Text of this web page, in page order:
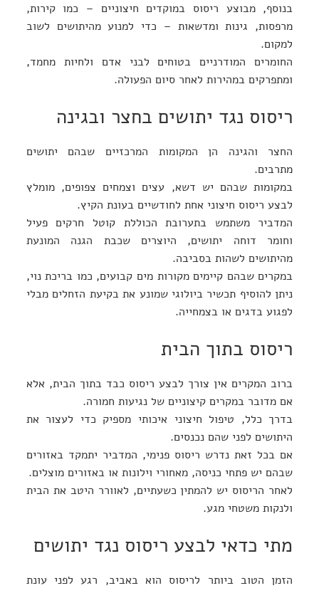
בנוסף, מבוצע ריסוס במוקדים חיצוניים – כמו קירות,
מרפסות, גינות ומדשאות – כדי למנוע מהיתושים לשוב
למקום.
החומרים המודרניים בטוחים לבני אדם ולחיות מחמד,
ומתפרקים במהירות לאחר סיום הפעולה.
ריסוס נגד יתושים בחצר ובגינה
החצר והגינה הן המקומות המרכזיים שבהם יתושים
מתרבים.
במקומות שבהם יש דשא, עצים וצמחים צפופים, מומלץ
לבצע ריסוס חיצוני אחת לחודשיים בעונת הקיץ.
המדביר משתמש בתערובת הכוללת קוטל חרקים פעיל
וחומר דוחה יתושים, היוצרים שכבת הגנה המונעת
מהיתושים לשהות בסביבה.
במקרים שבהם קיימים מקורות מים קבועים, כמו בריכת נוי,
ניתן להוסיף תכשיר ביולוגי שמונע את בקיעת הזחלים מבלי
לפגוע בדגים או בצמחייה.
ריסוס בתוך הבית
ברוב המקרים אין צורך לבצע ריסוס כבד בתוך הבית, אלא
אם מדובר במקרים קיצוניים של נגיעות חמורה.
בדרך כלל, טיפול חיצוני איכותי מספיק כדי לעצור את
היתושים לפני שהם נכנסים.
אם בכל זאת נדרש ריסוס פנימי, המדביר יתמקד באזורים
שבהם יש פתחי כניסה, מאחורי וילונות או באזורים מוצלים.
לאחר הריסוס יש להמתין כשעתיים, לאוורר היטב את הבית
ולנקות משטחי מגע.
מתי כדאי לבצע ריסוס נגד יתושים
הזמן הטוב ביותר לריסוס הוא באביב, רגע לפני עונת